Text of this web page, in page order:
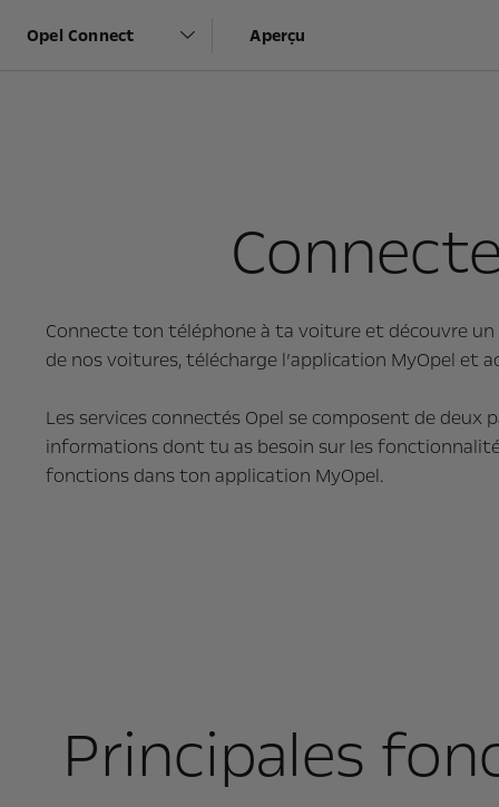
Opel Connect Aperçu
Connecte ton téléphone à ta voiture et découvre un
de nos voitures, télécharge l’application MyOpel et
Les services connectés Opel se composent de deux
informations dont tu as besoin sur les
fonctions dans ton application MyOpel.
Principales